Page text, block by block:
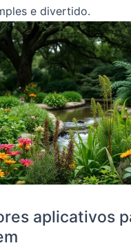
e divertido.
aplicativos